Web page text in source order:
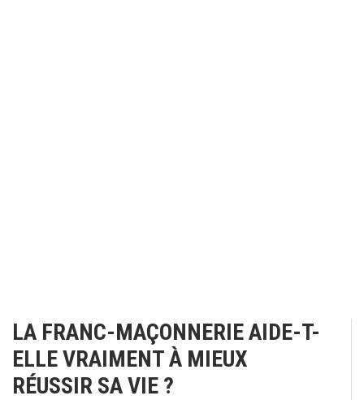
LA FRANC-MAÇONNERIE AIDE-T-
ELLE VRAIMENT À MIEUX
RÉUSSIR SA VIE ?